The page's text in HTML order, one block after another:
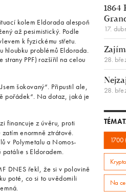
kolem Eldorada alespoň
až pesimistický. Podle
k fyzickému střetu.
hloubku problémů Eldorada.
PPF) rozšířil na celou
šokovaný“. Připustil ale,
pořádek“. Na dotaz, jaká je
financuje z úvěru, proti
enormně ztrátové.
v Polymetalu a Nomos-
s Eldoradem.
DNES řekl, že si v polovině
poté, co si to uvědomili
1864
17.
28.
28.
Na